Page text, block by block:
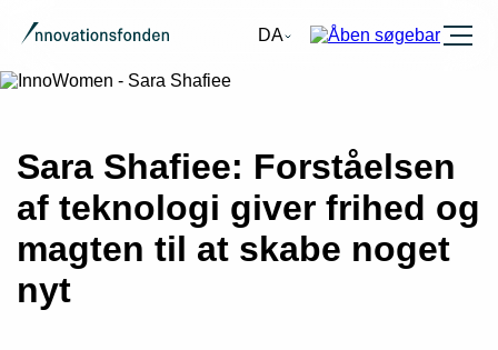
DA Burger
Sara Shafiee: Forståelsen
af teknologi giver frihed og
magten til at skabe noget
nyt